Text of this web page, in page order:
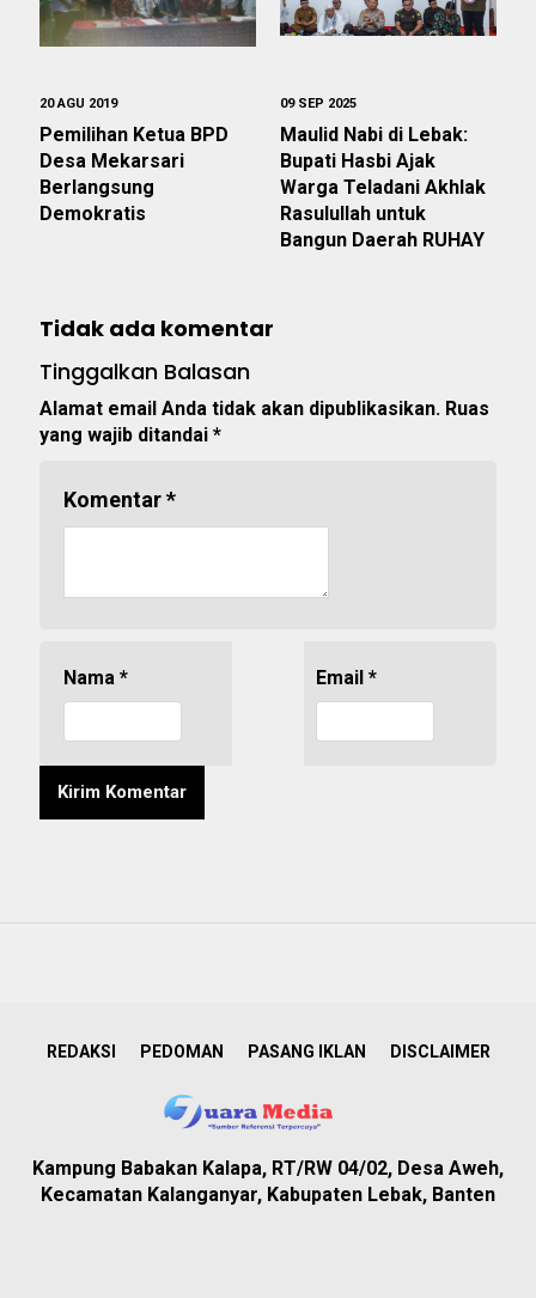
20 AGU 2019
Pemilihan Ketua BPD
Desa Mekarsari
Berlangsung
Demokratis
09 SEP 2025
Maulid Nabi di Lebak:
Bupati Hasbi Ajak
Warga Teladani Akhlak
Rasulullah untuk
Bangun Daerah RUHAY
Tidak ada komentar
Tinggalkan Balasan
Alamat email Anda tidak akan dipublikasikan. Ruas
yang wajib ditandai *
Komentar*
Nama * Email *
REDAKSI PEDOMAN PASANG IKLAN DISCLAIMER
Kampung Babakan Kalapa, RT/RW 04/02, Desa Aweh,
Kecamatan Kalanganyar, Kabupaten Lebak, Banten